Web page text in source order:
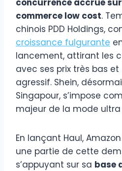
commerce low cost.
chinois PDD Holdings,
croissance fulgurante
lancement, attirant les
avec ses prix très bas
agressif. Shein,
Singapour, s’impose
majeur de la mode
En lançant Haul,
une partie de cette
s’appuyant sur sa base